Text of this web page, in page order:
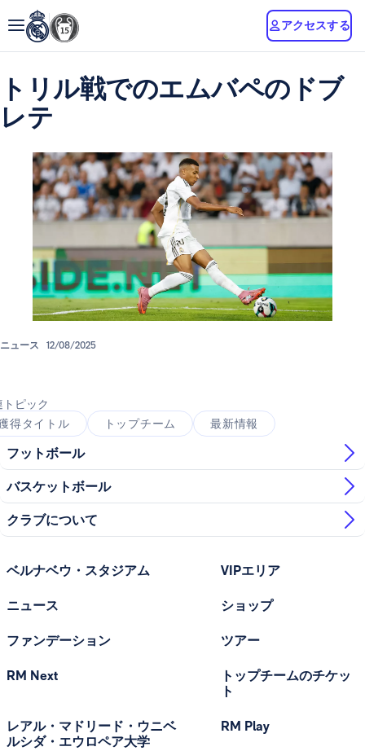
アクセスする
トリル戦でのエムバペのドブ
レテ
ニュース 12/08/2025
トピック
得タイトル
トップチーム 最新情報
フットボール
バスケットボール
クラブについて
ベルナベウ・スタジアム
ニュース
ファンデーション
RM Next
レアル・マドリード・ウニベ
ルシダ・エウロペア大学
VIPエリア
ショップ
ツアー
トップチームのチケッ
ト
RM Play